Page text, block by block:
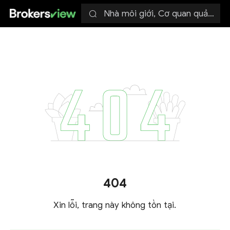
Nhà môi giới, Cơ quan quản lý
404
Xin lỗi, trang này không tồn tại.